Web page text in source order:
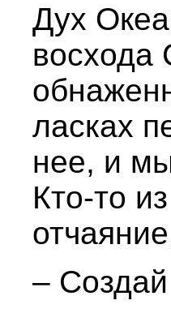
Дух
восхода
ласках
нее, и
Кто-то
–